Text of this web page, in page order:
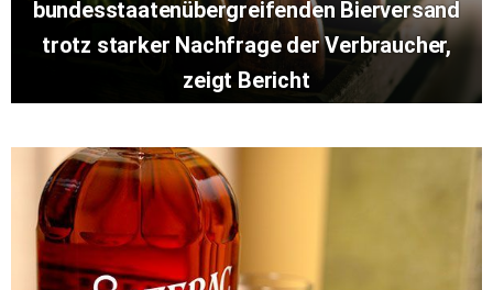
bundesstaatenübergreifenden Bierversand
trotz starker Nachfrage der Verbraucher,
zeigt Bericht